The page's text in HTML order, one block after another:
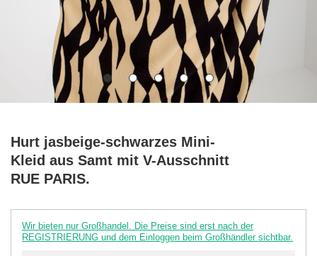
Hurt jasbeige-schwarzes Mini-
Kleid aus Samt mit V-Ausschnitt
RUE PARIS.
Wir bieten nur Großhandel. Die Preise sind erst nach der
REGISTRIERUNG und dem Einloggen beim Großhändler sichtbar.